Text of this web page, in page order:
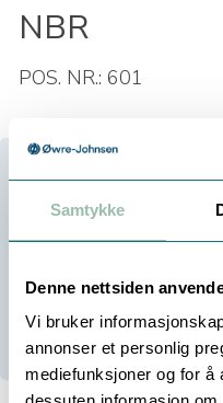
Samtykke
Denne nettsiden
Vi bruker
annonser et personlig
mediefunksjoner og for å
NBR
POS. NR.: 601
-
Be